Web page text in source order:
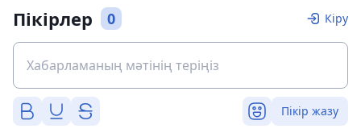
Пікірлер 0 Кіру
Пікір жазу